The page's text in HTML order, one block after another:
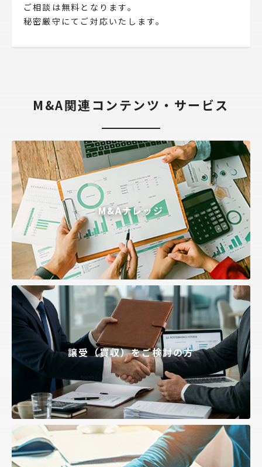
ご相談は無料となります。
秘密厳守にてご対応いたします。
M&A関連コンテンツ・サービス
M&Aナレッジ
譲受（買収）をご検討の方